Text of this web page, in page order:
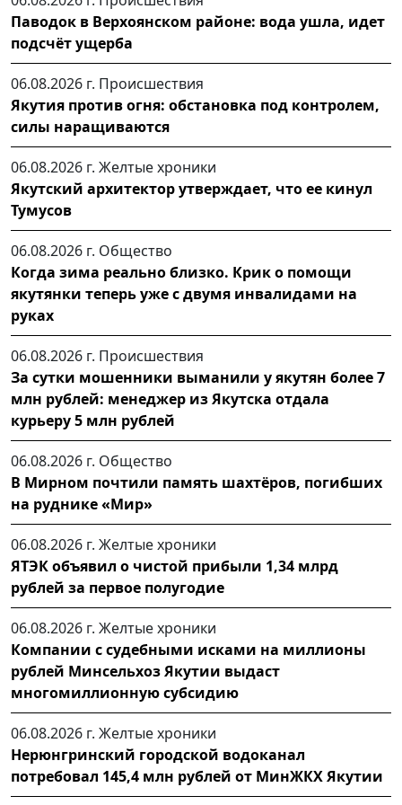
Паводок в Верхоянском районе: вода ушла, идет
подсчёт ущерба
06.08.2026 г. Происшествия
Якутия против огня: обстановка под контролем,
силы наращиваются
06.08.2026 г. Желтые хроники
Якутский архитектор утверждает, что ее кинул
Тумусов
06.08.2026 г. Общество
Когда зима реально близко. Крик о помощи
якутянки теперь уже с двумя инвалидами на
руках
06.08.2026 г. Происшествия
За сутки мошенники выманили у якутян более 7
млн рублей: менеджер из Якутска отдала
курьеру 5 млн рублей
06.08.2026 г. Общество
В Мирном почтили память шахтёров, погибших
на руднике «Мир»
06.08.2026 г. Желтые хроники
ЯТЭК объявил о чистой прибыли 1,34 млрд
рублей за первое полугодие
06.08.2026 г. Желтые хроники
Компании с судебными исками на миллионы
рублей Минсельхоз Якутии выдаст
многомиллионную субсидию
06.08.2026 г. Желтые хроники
Нерюнгринский городской водоканал
потребовал 145,4 млн рублей от МинЖКХ Якутии